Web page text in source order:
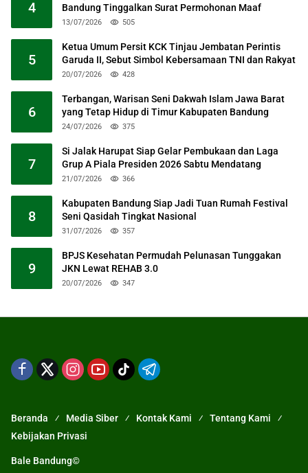
4
Bandung Tinggalkan Surat Permohonan Maaf
13/07/2026 505
5
Ketua Umum Persit KCK Tinjau Jembatan Perintis
Garuda II, Sebut Simbol Kebersamaan TNI dan Rakyat
20/07/2026 428
6
Terbangan, Warisan Seni Dakwah Islam Jawa Barat
yang Tetap Hidup di Timur Kabupaten Bandung
24/07/2026 375
7
Si Jalak Harupat Siap Gelar Pembukaan dan Laga
Grup A Piala Presiden 2026 Sabtu Mendatang
21/07/2026 366
8
Kabupaten Bandung Siap Jadi Tuan Rumah Festival
Seni Qasidah Tingkat Nasional
31/07/2026 357
9
BPJS Kesehatan Permudah Pelunasan Tunggakan
JKN Lewat REHAB 3.0
20/07/2026 347
Beranda Media Siber Kontak Kami
Tentang Kami
Kebijakan Privasi
Bale Bandung©